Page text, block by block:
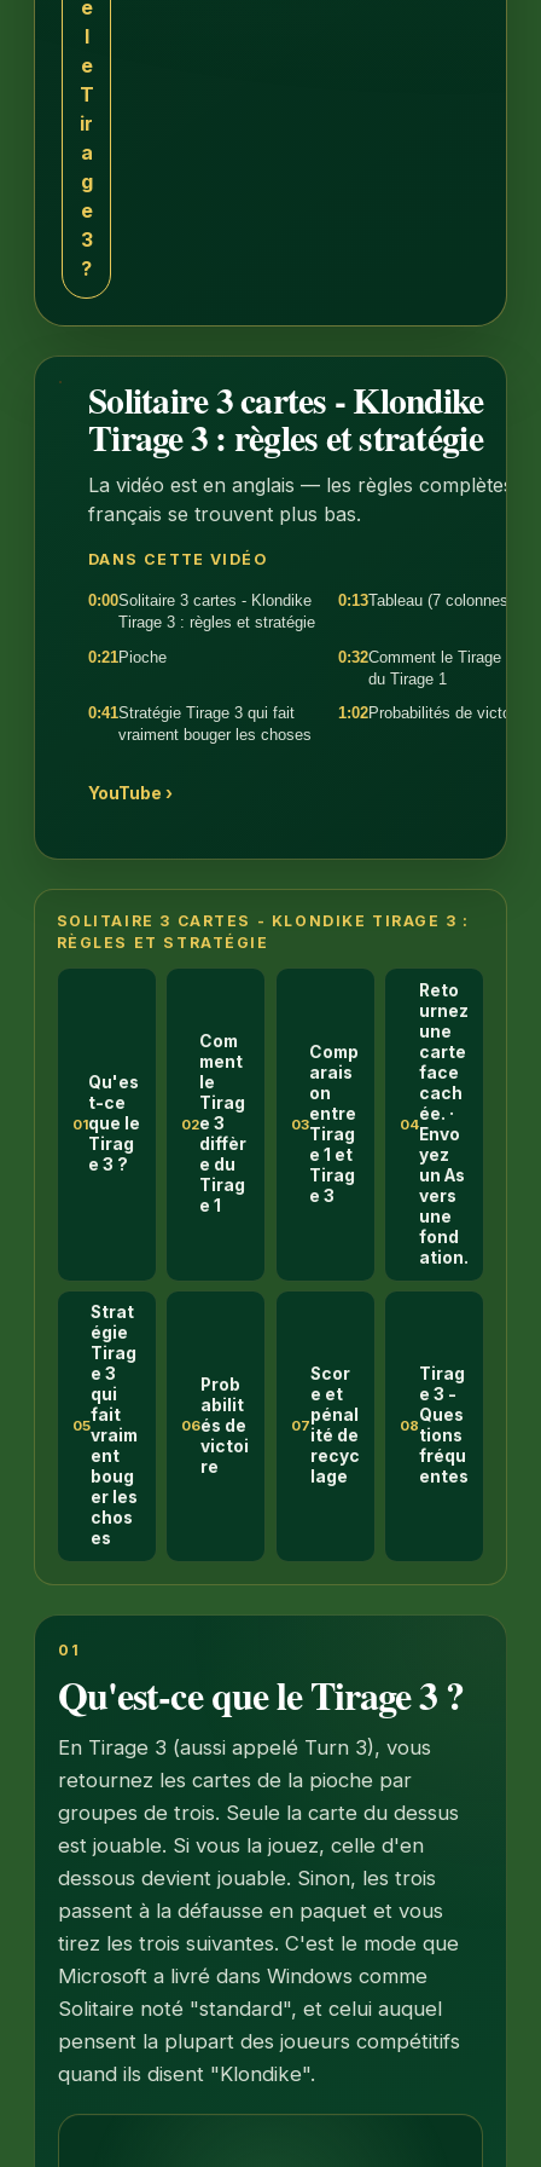
e
l
e
T
ir
a
g
e
3
?
Solitaire 3 cartes - Klondike
Tirage 3 : règles et stratégie
La vidéo est en anglais — les règles complètes en
français se trouvent plus bas.
1:18
DANS CETTE VIDÉO
0:00Solitaire 3 cartes - Klondike
Tirage 3 : règles et stratégie
0:13Tableau (7 colonnes)
0:21Pioche 0:32Comment le Tirage 3
du Tirage 1
0:41Stratégie Tirage 3 qui fait
vraiment bouger les choses
1:02Probabilités de victoire
YouTube ›
SOLITAIRE 3 CARTES - KLONDIKE TIRAGE 3 :
RÈGLES ET STRATÉGIE
01
Qu'es
t-ce
que le
Tirag
e 3 ?
02
Com
ment
le
Tirag
e 3
diffèr
e du
Tirag
e 1
03
Comp
arais
on
entre
Tirag
e 1 et
Tirag
e 3
04
Reto
urnez
une
carte
face
cach
ée. ·
Envo
yez
un As
vers
une
fond
ation.
05
Strat
égie
Tirag
e 3
qui
fait
vraim
ent
boug
er les
chos
es
06
Prob
abilit
és de
victoi
re
07
Scor
e et
pénal
ité de
recyc
lage
08
Tirag
e 3 -
Ques
tions
fréqu
entes
01
Qu'est-ce que le Tirage 3 ?
En Tirage 3 (aussi appelé Turn 3), vous
retournez les cartes de la pioche par
groupes de trois. Seule la carte du dessus
est jouable. Si vous la jouez, celle d'en
dessous devient jouable. Sinon, les trois
passent à la défausse en paquet et vous
tirez les trois suivantes. C'est le mode que
Microsoft a livré dans Windows comme
Solitaire noté "standard", et celui auquel
pensent la plupart des joueurs compétitifs
quand ils disent "Klondike".